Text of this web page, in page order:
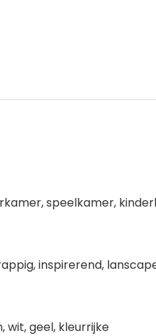
speelkamer,
inspirerend,
wit, geel, kleurrijke